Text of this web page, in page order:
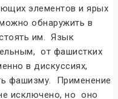
элементов и ярых
обнаружить в
им. Язык
от фашистких
в дискуссиях,
фашизму. Применение
исключено, но оно